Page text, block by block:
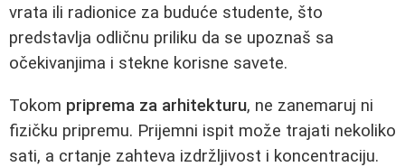
vrata ili radionice za buduće studente, što
predstavlja odličnu priliku da se upoznaš sa
očekivanjima i stekne korisne savete.
Tokom priprema za arhitekturu, ne zanemaruj ni
fizičku pripremu. Prijemni ispit može trajati nekoliko
sati, a crtanje zahteva izdržljivost i koncentraciju.